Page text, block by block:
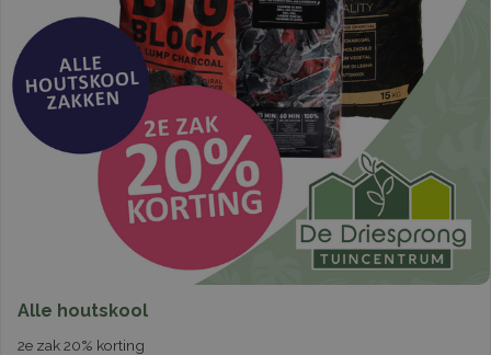
Alle houtskool
2e zak 20% korting